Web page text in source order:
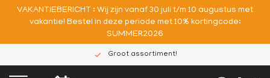
VAKANTIEBERICHT : Wij zijn vanaf 30 juli t/m 10 augustus met
vakantie! Bestel in deze periode met 10% kortingcode:
SUMMER2026
Groot assortiment!